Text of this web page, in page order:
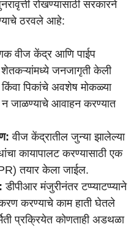
रोखण्यासाठी सरकारने
ठरवले आहे:
वीज केंद्र आणि पाईप
जनजागृती केली
पिकांचे अवशेष मोकळ्या
जाळण्याचे आवाहन करण्यात
वीज केंद्रातील जुन्या झालेल्या
कायापालट करण्यासाठी एक
तयार केला जाईल.
डीपीआर मंजुरीनंतर टप्प्याटप्प्याने
करण्याचे काम हाती घेतले
प्रक्रियेत कोणताही अडथळा